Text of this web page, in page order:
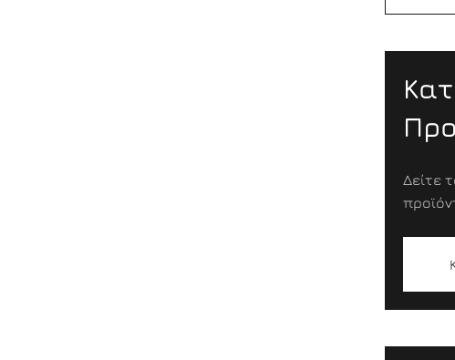
Δείτε